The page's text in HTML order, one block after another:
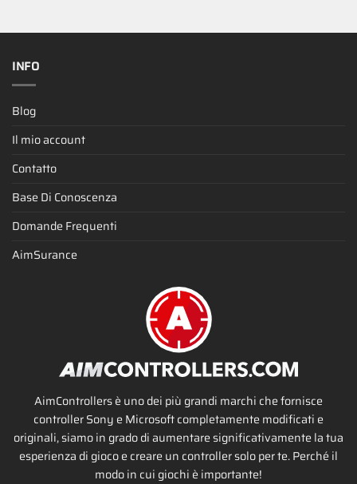
INFO
Blog
Il mio account
Contatto
Base Di Conoscenza
Domande Frequenti
AimSurance
AimControllers è uno dei più grandi marchi che fornisce
controller Sony e Microsoft completamente modificati e
originali, siamo in grado di aumentare significativamente la tua
esperienza di gioco e creare un controller solo per te. Perché il
modo in cui giochi è importante!